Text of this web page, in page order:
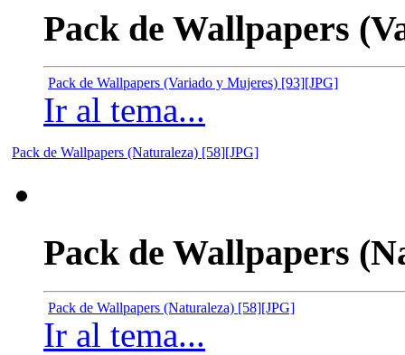
Pack de Wallpapers
Pack de Wallpapers (Variado y Mujeres) [93][JPG]
Ir al tema...
Pack de Wallpapers (Naturaleza) [58][JPG]
Pack de Wallpapers
Pack de Wallpapers (Naturaleza) [58][JPG]
Ir al tema...